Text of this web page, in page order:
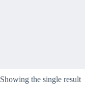
Showing the single result